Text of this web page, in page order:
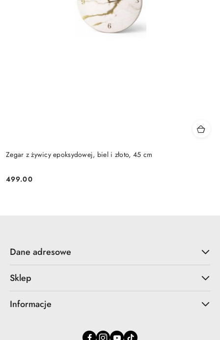
Zegar z żywicy epoksydowej, biel i złoto, 45 cm
Cena:
499.00
Dane adresowe
Sklep
Informacje